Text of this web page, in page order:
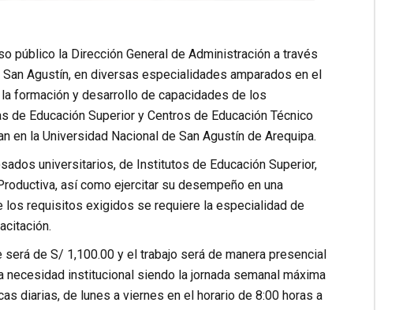
público la Dirección General de Administración a través
Agustín, en diversas especialidades amparados en el
formación y desarrollo de capacidades de los
Educación Superior y Centros de Educación Técnico
la Universidad Nacional de San Agustín de Arequipa.
universitarios, de Institutos de Educación Superior,
así como ejercitar su desempeño en una
los requisitos exigidos se requiere la especialidad de
de S/ 1,100.00 y el trabajo será de manera presencial
institucional siendo la jornada semanal máxima
diarias, de lunes a viernes en el horario de 8:00 horas a